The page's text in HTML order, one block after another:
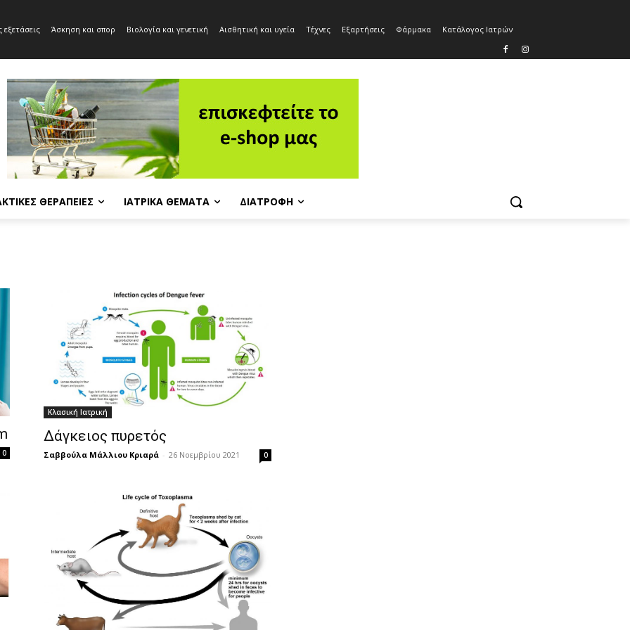
εξετάσεις Άσκηση και σπορ Βιολογία και γενετική Αισθητική και υγεία Τέχνες Εξαρτήσεις Φάρμακα Κατάλογος Ιατρών
ΘΕΡΑΠΕΊΕΣ ΙΑΤΡΙΚΆ ΘΈΜΑΤΑ ΔΙΑΤΡΟΦΉ
0
Κλασική Ιατρική
Δάγκειος πυρετός
Σαββούλα Μάλλιου Κριαρά - 26 Νοεμβρίου 2021 0